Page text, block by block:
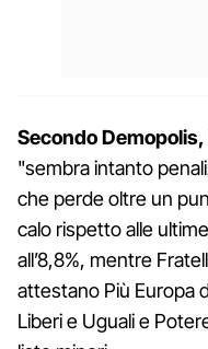
Secondo
"sembra intanto
che perde oltre un
calo rispetto alle
all’8,8%, mentre
attestano Più Europa
Liberi e Uguali e